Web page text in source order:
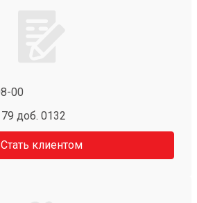
00
доб. 0132
Стать клиентом